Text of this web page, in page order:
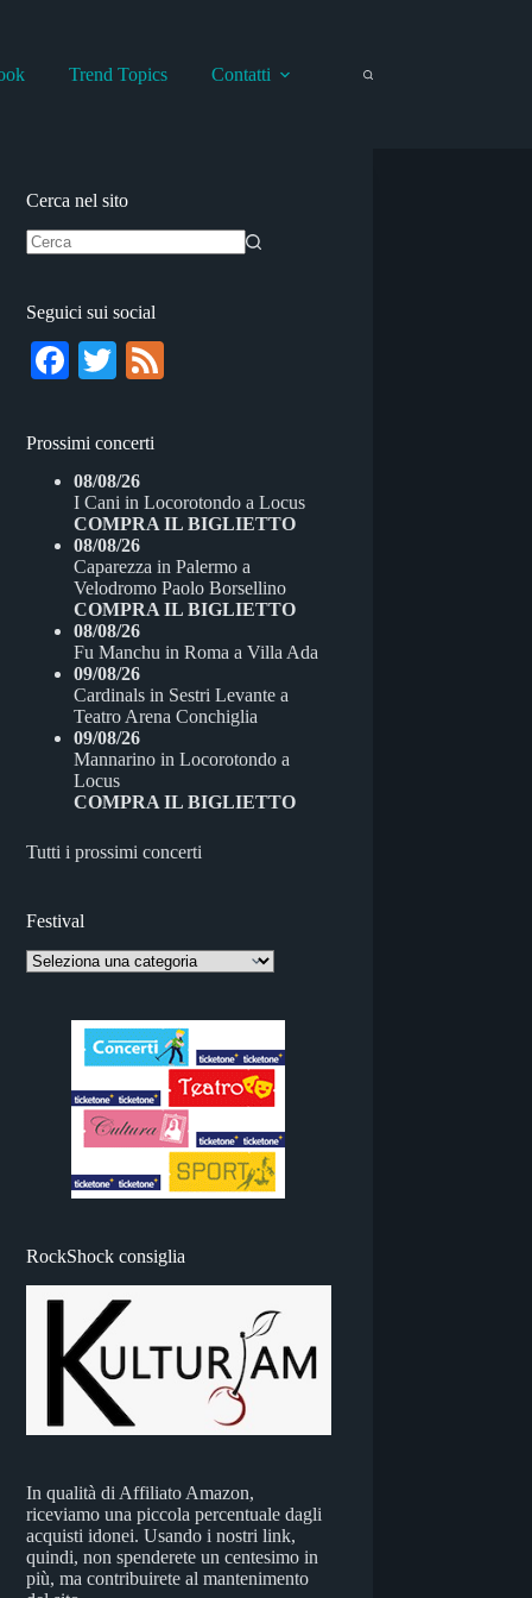
Trend Topics Contatti
Cerca nel sito
Seguici sui social
Fa
bo
ok
T
tte
r
Prossimi concerti
08/08/26
I Cani inLocorotondo a Locus
COMPRA IL BIGLIETTO
08/08/26
Caparezza inPalermo a
Velodromo Paolo Borsellino
COMPRA IL BIGLIETTO
08/08/26
Fu Manchu inRoma a Villa Ada
09/08/26
Cardinals in Sestri Levante a
Teatro Arena Conchiglia
09/08/26
Mannarino inLocorotondo a
Locus
COMPRA IL BIGLIETTO
Tutti i prossimi concerti
Festival
RockShock consiglia
In qualità di Affiliato Amazon,
riceviamo una piccola percentuale dagli
acquisti idonei. Usando i nostri link,
quindi, non spenderete un centesimo in
più, ma contribuirete al mantenimento